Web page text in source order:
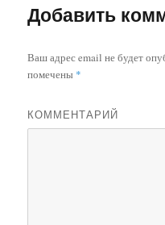
Добавить
Ваш адрес email не будет
помечены *
КОММЕНТАРИЙ